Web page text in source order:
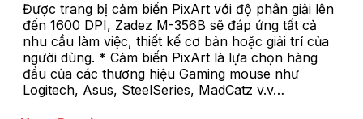
Được trang bị cảm biến PixArt với độ phân giải lên
đến 1600 DPI, Zadez M-356B sẽ đáp ứng tất cả
nhu cầu làm việc, thiết kế cơ bản hoặc giải trí của
người dùng. * Cảm biến PixArt là lựa chọn hàng
đầu của các thương hiệu Gaming mouse như
Logitech, Asus, SteelSeries, MadCatz v.v…